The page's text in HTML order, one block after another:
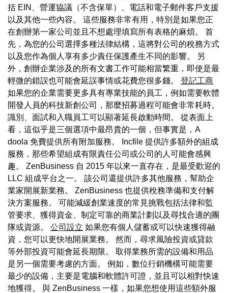
括 EIN、營運協議（不含保單）、電話和電子郵件客戶支援
以及其他一些內容。 這些服務非常有用，特別是如果您正
在創辦第一家公司並且不想處理填寫所有表格的麻煩。 首
先，為您的公司選擇多種法律結構，這將對公司的稅務方式
以及您作為個人享有多少責任保護產生不同的影響。 另
外，創辦企業涉及的所有文書工作可能相當繁重，即使是最
輕微的錯誤也可能會延誤事情或花費您很多錢。 登記工商
如果您的企業需要更多具有專業技能的員工，例如需要軟體
開發人員的科技新創公司，那麼招募過程可能會非常耗時。
識別、面試和入職員工可以顯著延長啟動時間。 從表面上
看，這似乎是三個選項中最昂貴的一個，但事實是，A
doola 免費提供所有附加服務。 Incfile 提供許多額外的組成
服務，那些希望組成有限責任公司或公司的人可能會感興
趣。 ZenBusiness 自 2015 年以來一直存在，是最受歡迎的
LLC 組成平台之一。 該公司還提供許多其他服務，幫助企
業家開展新業務。 ZenBusiness 也提供稅務準備和支付解
決方案服務。 可能減緩創業速度的常見挑戰包括法律和監
管要求、獲得資金、制定可靠的商業計劃以及尋找合適的團
隊或資源。 公司設立 如果您有個人儲蓄或可以快速獲得融
資，您可以更快地開展業務。 然而，尋求風險投資或貸款
等外部投資可能會延長期限。 取得業務所需的設備和用品
是另一個需要考慮的方面。 例如，數位行銷機構可能需要
最少的設備，主要是電腦和軟體許可證，並且可以相對快速
地獲得。 與 ZenBusiness 一樣，如果您想使用這些額外服